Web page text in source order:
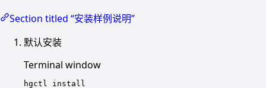
Section titled “安装样例说明”
默认安装
Terminal window
hgctl install